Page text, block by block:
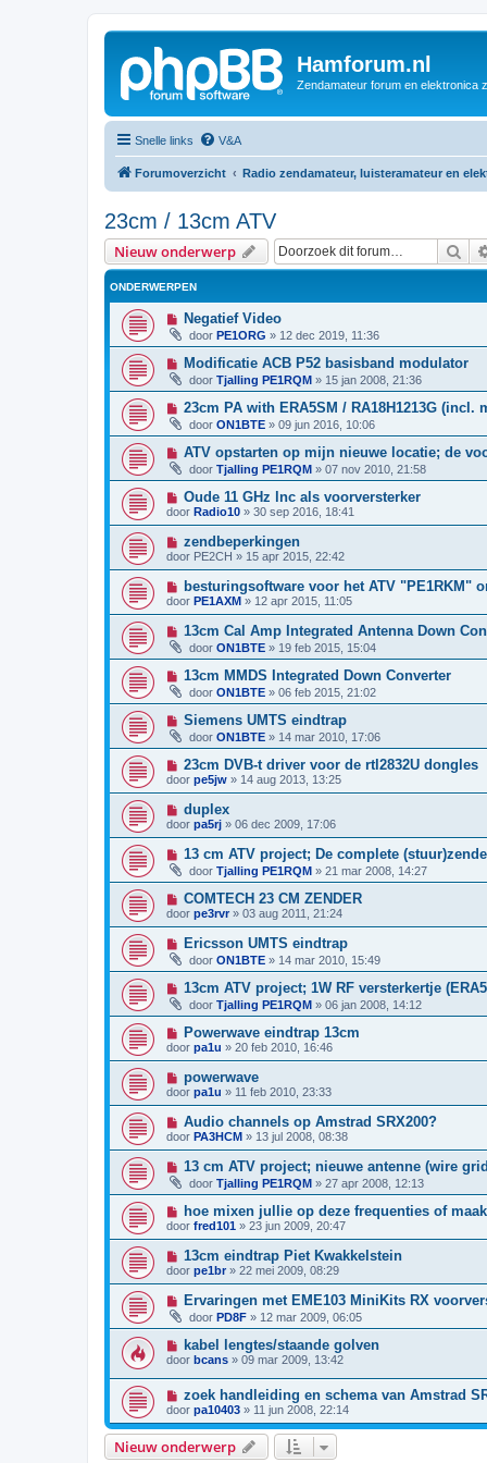
Hamforum.nl
Zendamateur forum en elektronica
Snelle links V&A
Forumoverzicht Radio zendamateur, luisteramateur en
23cm / 13cm ATV
Nieuw onderwerp
ONDERWERPEN
Negatief Video
door PE1ORG » 12 dec 2019, 11:36
Modificatie ACB P52 basisband modulator
door Tjalling PE1RQM » 15 jan 2008, 21:36
23cm PA with ERA5SM / RA18H1213G (incl.
door ON1BTE » 09 jun 2016, 10:06
ATV opstarten op mijn nieuwe locatie; de
door Tjalling PE1RQM » 07 nov 2010, 21:58
Oude 11 GHz lnc als voorversterker
door Radio10 » 30 sep 2016, 18:41
zendbeperkingen
door PE2CH » 15 apr 2015, 22:42
besturingsoftware voor het ATV "PE1RKM"
door PE1AXM » 12 apr 2015, 11:05
13cm Cal Amp Integrated Antenna Down
door ON1BTE » 19 feb 2015, 15:04
13cm MMDS Integrated Down Converter
door ON1BTE » 06 feb 2015, 21:02
Siemens UMTS eindtrap
door ON1BTE » 14 mar 2010, 17:06
23cm DVB-t driver voor de rtl2832U dongles
door pe5jw » 14 aug 2013, 13:25
duplex
door pa5rj » 06 dec 2009, 17:06
13 cm ATV project; De complete
door Tjalling PE1RQM » 21 mar 2008, 14:27
COMTECH 23 CM ZENDER
door pe3rvr » 03 aug 2011, 21:24
Ericsson UMTS eindtrap
door ON1BTE » 14 mar 2010, 15:49
13cm ATV project; 1W RF versterkertje
door Tjalling PE1RQM » 06 jan 2008, 14:12
Powerwave eindtrap 13cm
door pa1u » 20 feb 2010, 16:46
powerwave
door pa1u » 11 feb 2010, 23:33
Audio channels op Amstrad SRX200?
door PA3HCM » 13 jul 2008, 08:38
13 cm ATV project; nieuwe antenne (wire
door Tjalling PE1RQM » 27 apr 2008, 12:13
hoe mixen jullie op deze frequenties of
door fred101 » 23 jun 2009, 20:47
13cm eindtrap Piet Kwakkelstein
door pe1br » 22 mei 2009, 08:29
Ervaringen met EME103 MiniKits RX
door PD8F » 12 mar 2009, 06:05
kabel lengtes/staande golven
door bcans » 09 mar 2009, 13:42
zoek handleiding en schema van Amstrad
door pa10403 » 11 jun 2008, 22:14
Nieuw onderwerp